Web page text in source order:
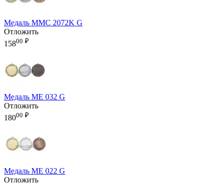
Медаль MMC 2072K G
Отложить
15800 ₽
Медаль ME 032 G
Отложить
18000 ₽
Медаль ME 022 G
Отложить